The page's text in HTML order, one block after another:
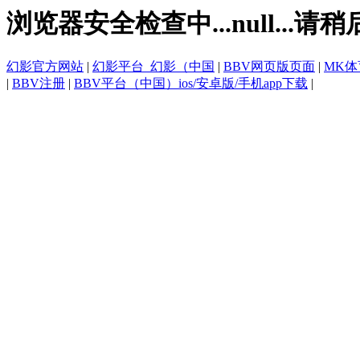
浏览器安全检查中...null...请稍
幻影官方网站 | 幻影平台_幻影（中国 | BBV网页版页面 | MK体
| BBV注册 | BBV平台（中国）ios/安卓版/手机app下载 |